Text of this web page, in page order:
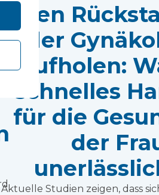
Den
der
aufholen:
schnelles
für die
der
Aktuelle Studien zeigen, dass